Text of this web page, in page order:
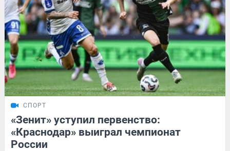
СПОРТ
«Зенит» уступил первенство:
«Краснодар» выиграл чемпионат
России